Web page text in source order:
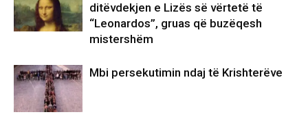
ditëvdekjen e Lizës së vërtetë të
“Leonardos”, gruas që buzëqesh
mistershëm
Mbi persekutimin ndaj të Krishterëve